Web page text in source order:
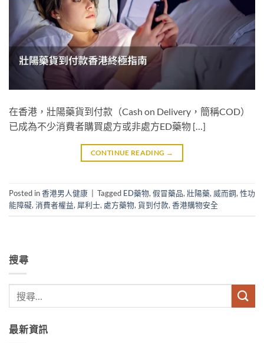
在香港，壯陽藥貨到付款（Cash on Delivery，簡稱COD）
已成為不少消費者購買處方或非處方ED藥物 […]
CONTINUE READING →
Posted in香港男人健康 Tagged ED藥物, 假冒藥品, 壯陽藥, 威而鋼, 性功
能障礙, 消費者權益, 犀利士, 處方藥物, 貨到付款, 香港購物安全
搜尋
最新資訊